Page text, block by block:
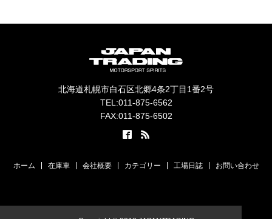
北海道札幌市白石区北郷4条2丁目1番2号
TEL:011-875-6562
FAX:011-875-6502
ホーム 在庫車 会社概要 カテゴリー 工場日誌 お問い合わせ